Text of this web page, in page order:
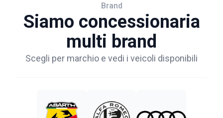
Brand
Siamo concessionaria
multi brand
Scegli per marchio e vedi i veicoli disponibili